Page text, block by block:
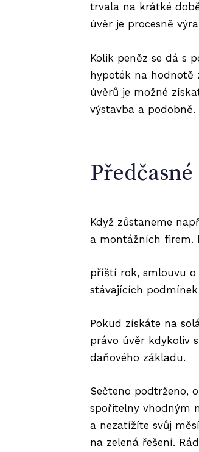
trvala na krátké
úvěr je procesně
Kolik peněz se dá s
hypoték na hodnotě
úvěrů je možné
výstavba a
Když zůstaneme
a montážních firem.
příští rok, smlouvu o
stávajících
Pokud získáte na
právo úvěr kdykoliv
daňového základu.
Sečteno podtrženo,
spořitelny vhodným
a nezatížíte svůj
na zelená řešení.